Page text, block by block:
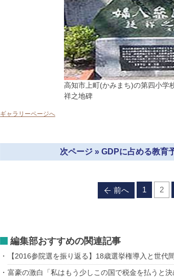
高知市上町(かみまち)の第四小学
祥之地碑
ギャラリーページへ
次ページ » GDPに占める教育
前へ 1 2
編集部おすすめの関連記事
【2016参院選を振り返る】18歳選挙権導入と世代
富豪の激白「私はもう少しこの国で税金を払うと決